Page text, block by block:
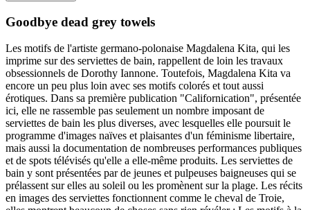
Goodbye dead grey towels
Les motifs de l'artiste germano-polonaise Magdalena Kita, qui les
imprime sur des serviettes de bain, rappellent de loin les travaux
obsessionnels de Dorothy Iannone. Toutefois, Magdalena Kita va
encore un peu plus loin avec ses motifs colorés et tout aussi
érotiques. Dans sa première publication "Californication", présentée
ici, elle ne rassemble pas seulement un nombre imposant de
serviettes de bain les plus diverses, avec lesquelles elle poursuit le
programme d'images naïves et plaisantes d'un féminisme libertaire,
mais aussi la documentation de nombreuses performances publiques
et de spots télévisés qu'elle a elle-même produits. Les serviettes de
bain y sont présentées par de jeunes et pulpeuses baigneuses qui se
prélassent sur elles au soleil ou les promènent sur la plage. Les récits
en images des serviettes fonctionnent comme le cheval de Troie,